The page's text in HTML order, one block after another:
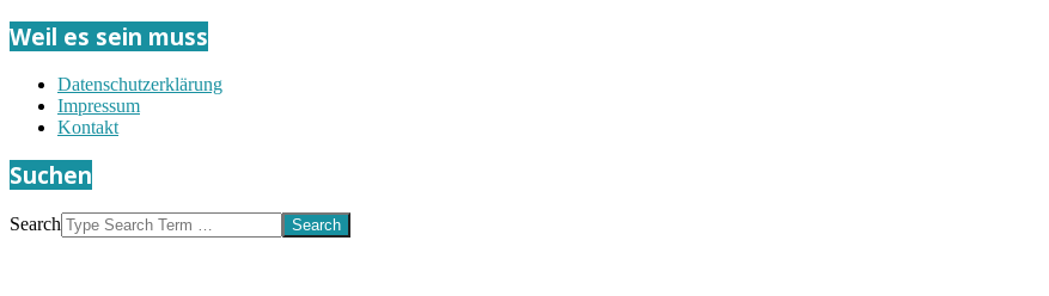
Weil es sein muss
Datenschutzerklärung
Impressum
Kontakt
Suchen
Search